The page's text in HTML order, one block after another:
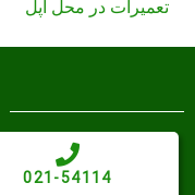
تعمیرات در محل اپل
021-54114